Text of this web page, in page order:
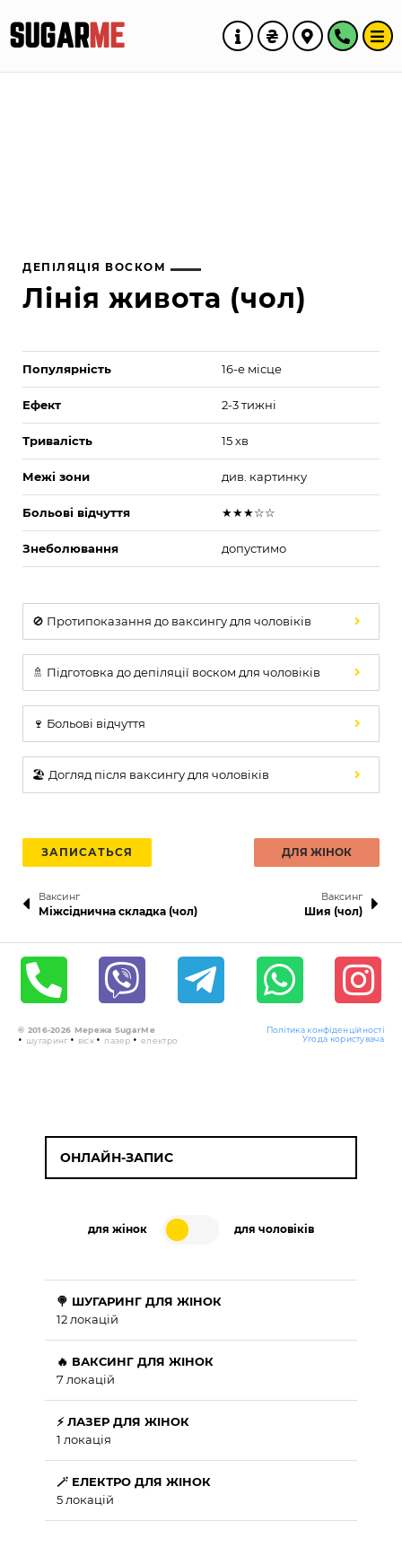
SUGARME
ДЕПІЛЯЦІЯ ВОСКОМ
Лінія живота (чол)
Популярність 16-е місце
Ефект 2-3 тижні
Тривалість 15 хв
Межі зони див. картинку
Больові відчуття ★★★☆☆
Знеболювання допустимо
🚫 Протипоказання до ваксингу для чоловіків
🚿 Підготовка до депіляції воском для чоловіків
🍷 Больові відчуття
🏖️ Догляд після ваксингу для чоловіків
ЗАПИСАТЬСЯ ДЛЯ ЖІНОК
Ваксинг
Міжсіднична складка (чол)
Ваксинг
Шия (чол)
© 2016-2026 Мережа SugarMe
• шугаринг • віск •лазер •електро
Політика конфіденційності
Угода користувача
ОНЛАЙН-ЗАПИС
для жінок для чоловіків
🍭 ШУГАРИНГ ДЛЯ ЖІНОК
12 локацій
🔥 ВАКСИНГ ДЛЯ ЖІНОК
7 локацій
⚡ ЛАЗЕР ДЛЯ ЖІНОК
1 локація
🪄 ЕЛЕКТРО ДЛЯ ЖІНОК
5 локацій